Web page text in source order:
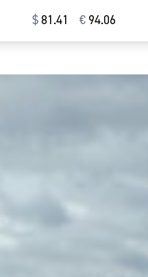
$⁠81.41 € ⁠94.06